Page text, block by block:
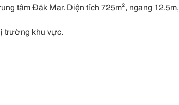
tâm Đăk Mar. Diện tích 725m², ngang 12.5m,
trường khu vực.